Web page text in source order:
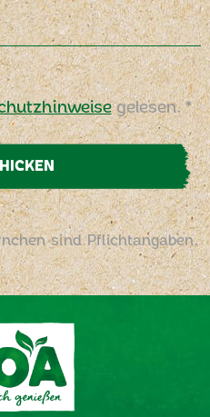
gelesen. *
sind Pflichtangaben.